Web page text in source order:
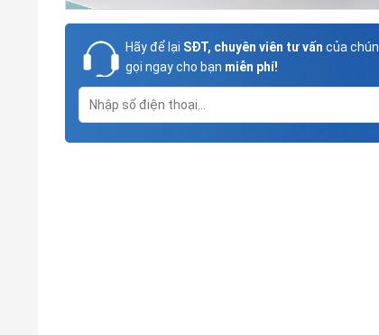
Hãy để lại SĐT, chuyên viên tư vấn của
gọi ngay cho bạn miễn phí!